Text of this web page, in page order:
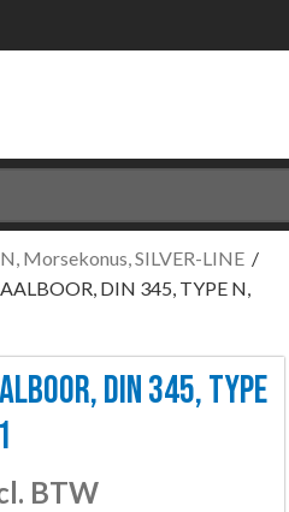
Morsekonus, SILVER-LINE /
DIN 345, TYPE N,
DIN 345, TYPE
BTW